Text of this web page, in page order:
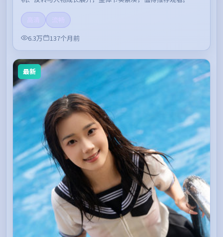
6.3万
137个月前
最新